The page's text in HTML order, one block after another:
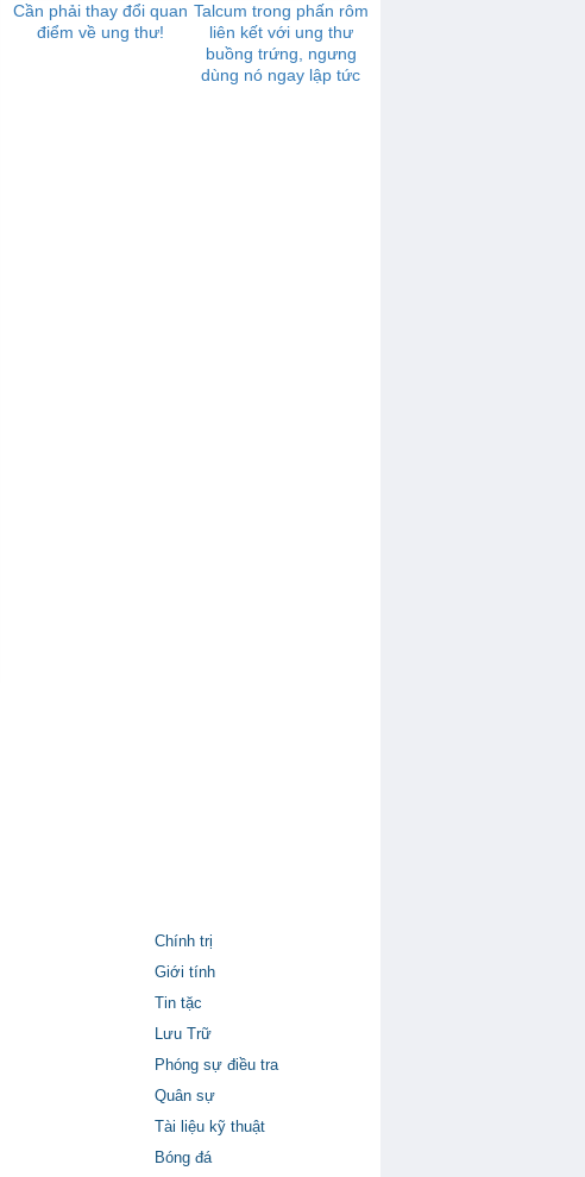
Cần phải thay đổi quan
điểm về ung thư!
Talcum trong phấn rôm
liên kết với ung thư
buồng trứng, ngưng
dùng nó ngay lập tức
Chính trị
Giới tính
Tin tặc
Lưu Trữ
Phóng sự điều tra
Quân sự
Tài liệu kỹ thuật
Bóng đá